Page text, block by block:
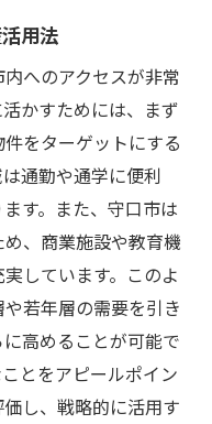
用法
へのアクセスが非常
かすためには、まず
をターゲットにする
通勤や通学に便利
す。また、守口市は
、商業施設や教育機
しています。このよ
若年層の需要を引き
高めることが可能で
とをアピールポイン
し、戦略的に活用す